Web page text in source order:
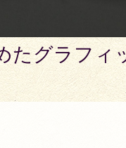
たグラフィ